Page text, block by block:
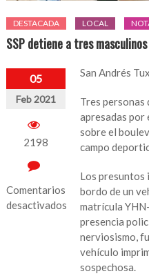
DESTACADA LOCAL
SSP detiene a tres
05
Feb 2021
2198
Comentarios
desactivados
San Andrés
Tres personas
apresadas por
sobre el
campo
Los presuntos
bordo de un
matrícula
presencia
nerviosismo,
vehículo
sospechosa.